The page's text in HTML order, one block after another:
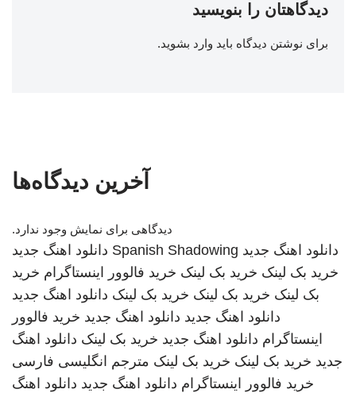
دیدگاهتان را بنویسید
برای نوشتن دیدگاه باید وارد بشوید.
آخرین دیدگاه‌ها
دیدگاهی برای نمایش وجود ندارد.
دانلود اهنگ جدید Spanish Shadowing دانلود اهنگ جدید
خرید بک لینک خرید بک لینک خرید فالوور اینستاگرام خرید
بک لینک خرید بک لینک خرید بک لینک دانلود اهنگ جدید
دانلود اهنگ جدید دانلود اهنگ جدید خرید فالوور
اینستاگرام دانلود اهنگ جدید خرید بک لینک دانلود اهنگ
جدید خرید بک لینک خرید بک لینک مترجم انگلیسی فارسی
خرید فالوور اینستاگرام دانلود اهنگ جدید دانلود اهنگ